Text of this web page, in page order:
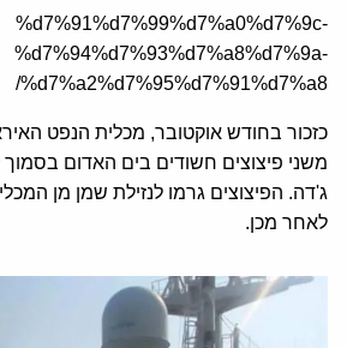
%d7%91%d7%99%d7%a0%d7%9c-
%d7%94%d7%93%d7%a8%d7%9a-
%d7%a2%d7%95%d7%91%d7%a8/
משני פיצוצים חשודים בים האדום
ג'דה. הפיצוצים גרמו לנזילת שמן מן
לאחר מכן.